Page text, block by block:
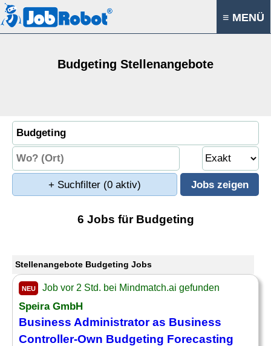
≡ MENÜ
Budgeting Stellenangebote
+ Suchfilter (0 aktiv)
6 Jobs für Budgeting
Stellenangebote Budgeting Jobs
NEU Job vor 2 Std. bei Mindmatch.ai gefunden
Speira GmbH
Business Administrator as Business
Controller-Own Budgeting Forecasting